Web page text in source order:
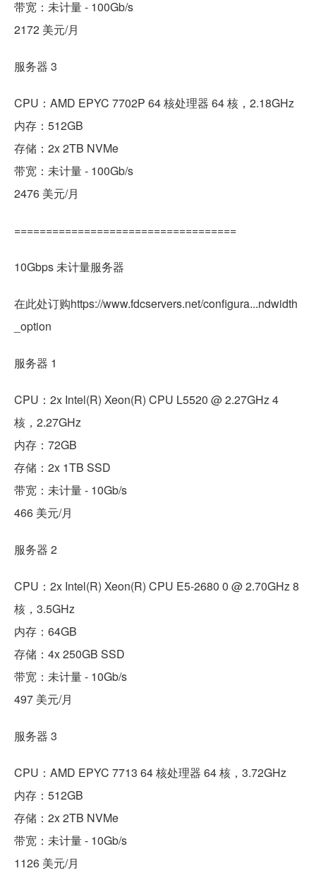
带宽：未计量 - 100Gb/s
2172 美元/月
服务器 3
CPU：AMD EPYC 7702P 64 核处理器 64 核，2.18GHz
内存：512G​​B
存储：2x 2TB NVMe
带宽：未计量 - 100Gb/s
2476 美元/月
===================================
10Gbps 未计量服务器
在此处订购https://www.fdcservers.net/configura...ndwidth
_option
服务器 1
CPU：2x Intel(R) Xeon(R) CPU L5520 @ 2.27GHz 4
核，2.27GHz
内存：72GB
存储：2x 1TB SSD
带宽：未计量 - 10Gb/s
466 美元/月
服务器 2
CPU：2x Intel(R) Xeon(R) CPU E5-2680 0 @ 2.70GHz 8
核，3.5GHz
内存：64GB
存储：4x 250GB SSD
带宽：未计量 - 10Gb/s
497 美元/月
服务器 3
CPU：AMD EPYC 7713 64 核处理器 64 核，3.72GHz
内存：512G​​B
存储：2x 2TB NVMe
带宽：未计量 - 10Gb/s
1126 美元/月